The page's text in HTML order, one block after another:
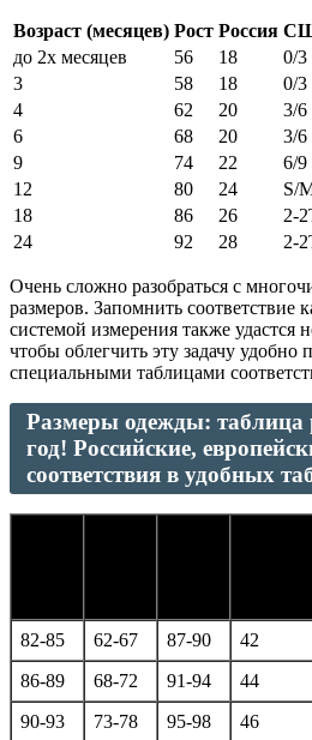
Возраст (месяцев) Рост Россия
до 2х месяцев
56 18 0/3
3
58 18 0/3
4
62 20 3/6
6
68 20 3/6
9
74 22 6/9
12
80 24 S/
18
86 26 2-
24
92 28 2-
Очень сложно разобраться с
размеров. Запомнить соответствие
системой измерения также удастся
чтобы облегчить эту задачу удобно
специальными таблицами
Размеры одежды: таблица
год! Российские,
соответствия в удобных
82-85
62-67 87-90 42
86-89
68-72 91-94 44
90-93
73-78 95-98 46